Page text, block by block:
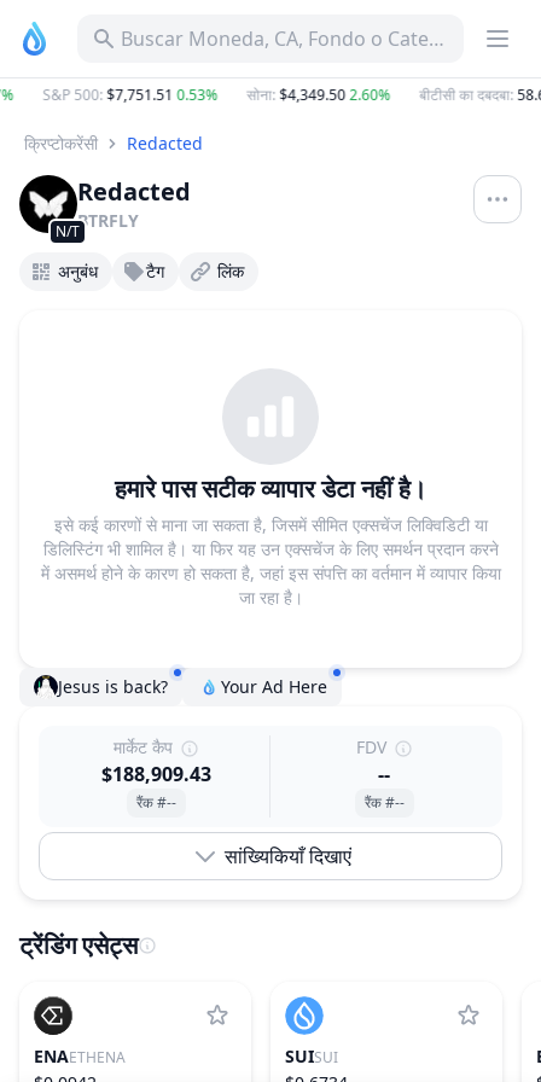
Buscar Moneda, CA, Fondo o Categoría
S&P 500:$7,751.51 0.53% सोना:$4,349.50 2.60% बीटीसी का दबदबा:
क्रिप्टोकरेंसी Redacted
N/T
Redacted
BTRFLY
अनुबंध टैग लिंक
हमारे पास सटीक व्यापार डेटा नहीं है।
इसे कई कारणों से माना जा सकता है, जिसमें सीमित एक्सचेंज लिक्विडिटी या
डिलिस्टिंग भी शामिल है। या फिर यह उन एक्सचेंज के लिए समर्थन प्रदान करने
में असमर्थ होने के कारण हो सकता है, जहां इस संपत्ति का वर्तमान में व्यापार किया
जा रहा है।
Jesus is back? Your Ad Here
मार्केट कैप
$188,909.43
रैंक #--
FDV
--
रैंक #--
सांख्यिकियाँ दिखाएं
ट्रेंडिंग एसेट्स
ENAETHENA SUISUI